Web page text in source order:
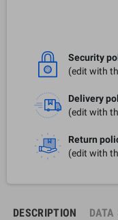
Security
(edit with
Delivery
(edit with
Return
(edit with
DESCRIPTION DATA